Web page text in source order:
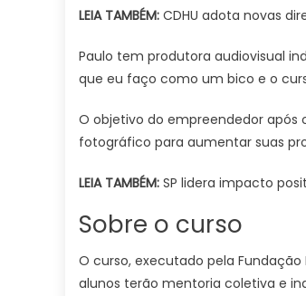
LEIA TAMBÉM: CDHU adota novas
Paulo tem produtora audiovisual
que eu faço como um bico e o
O objetivo do empreendedor após
fotográfico para aumentar suas
LEIA TAMBÉM: SP lidera impacto
Sobre o curso
O curso, executado pela
alunos terão mentoria coletiva e